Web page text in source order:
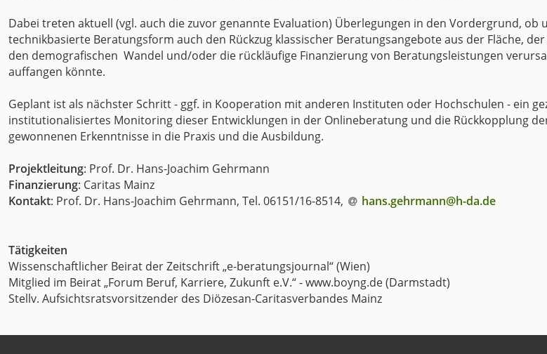
Dabei treten aktuell (vgl. auch die zuvor genannte Evaluation) Überlegungen in den Vordergrund, ob
technikbasierte Beratungsform auch den Rückzug klassischer Beratungsangebote aus der Fläche,
den demografischen Wandel und/oder die rückläufige Finanzierung von Beratungsleistungen
auffangen könnte.
Geplant ist als nächster Schritt - ggf. in Kooperation mit anderen Instituten oder Hochschulen - ein
institutionalisiertes Monitoring dieser Entwicklungen in der Onlineberatung und die Rückkopplung
gewonnenen Erkenntnisse in die Praxis und die Ausbildung.
Projektleitung: Prof. Dr. Hans-Joachim Gehrmann
Finanzierung: Caritas Mainz
Kontakt: Prof. Dr. Hans-Joachim Gehrmann, Tel. 06151/16-8514, hans.gehrmann@h-da.de
Tätigkeiten
Wissenschaftlicher Beirat der Zeitschrift „e-beratungsjournal“ (Wien)
Mitglied im Beirat „Forum Beruf, Karriere, Zukunft e.V.“ - www.boyng.de (Darmstadt)
Stellv. Aufsichtsratsvorsitzender des Diözesan-Caritasverbandes Mainz